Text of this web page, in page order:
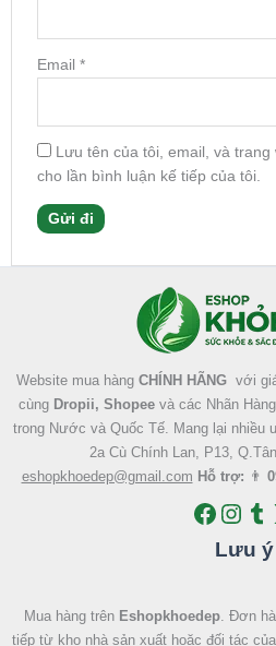
Email *
Lưu tên của tôi, email, và
cho lần bình luận kế tiếp của tôi.
Website mua hàng CHÍNH HÃNG với
cùng Dropii, Shopeevà các Nhãn
trong Nước và Quốc Tế. Mang lại nhiều
2a Cù Chính Lan, P13,
eshopkhoedep@gmail.com Hỗ trợ: 👨
Lưu ý
Mua hàng trên Eshopkhoedep. Đơn
tiếp từ kho nhà sản xuất hoặc đối tác